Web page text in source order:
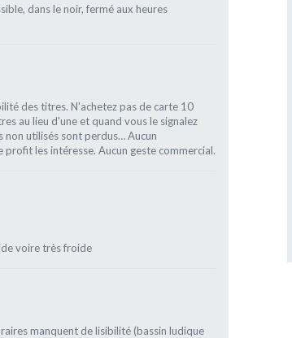
dans le noir, fermé aux heures
des titres. N'achetez pas de carte 10
au lieu d'une et quand vous le signalez
non utilisés sont perdus… Aucun
les intéresse. Aucun geste commercial.
voire très froide
manquent de lisibilité (bassin ludique